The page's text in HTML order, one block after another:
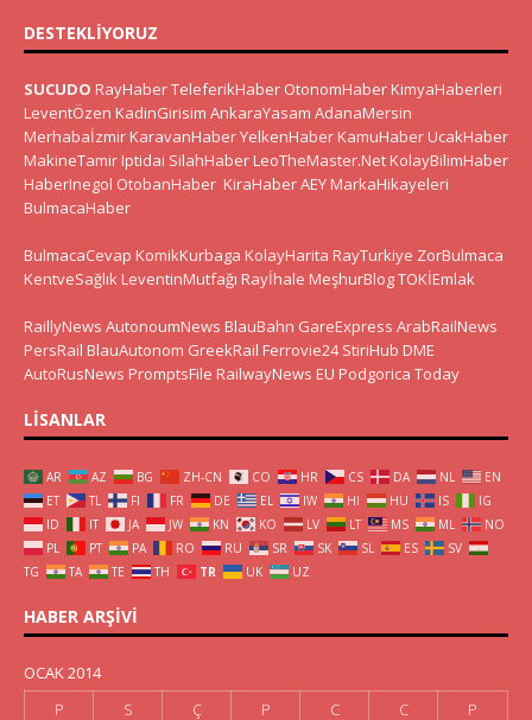
DESTEKLIYORUZ
SUCUDO RayHaberTeleferikHaber OtonomHaber KimyaHaberleri
LeventÖzen KadinGirisim AnkaraYasam AdanaMersin
Merhabaİzmir KaravanHaberYelkenHaber KamuHaber UcakHaber
MakineTamir Iptidai SilahHaber LeoTheMaster.Net KolayBilimHaber
HaberInegol OtobanHaber KiraHaberAEY MarkaHikayeleri
BulmacaHaber
BulmacaCevap KomikKurbaga KolayHarita RayTurkiye ZorBulmaca
KentveSağlık LeventinMutfağı Rayİhale MeşhurBlogTOKİEmlak
RaillyNews AutonoumNews BlauBahn GareExpress ArabRailNews
PersRail BlauAutonom GreekRail Ferrovie24 StiriHub DME
AutoRusNews PromptsFile RailwayNews EU Podgorica Today
LISANLAR
AR AZ BG ZH-CN CO HR CS DA NL
EN
ET
TL FI FR DE EL IW HI HU IS
IG
ID
IT JA JW KN KO LV LT MS ML
NO
PL
PT PA RO RU SR SK SL ES
SV
TG
TA TE TH TR UK UZ
HABER ARŞIVI
OCAK 2014
P
S Ç P C C P